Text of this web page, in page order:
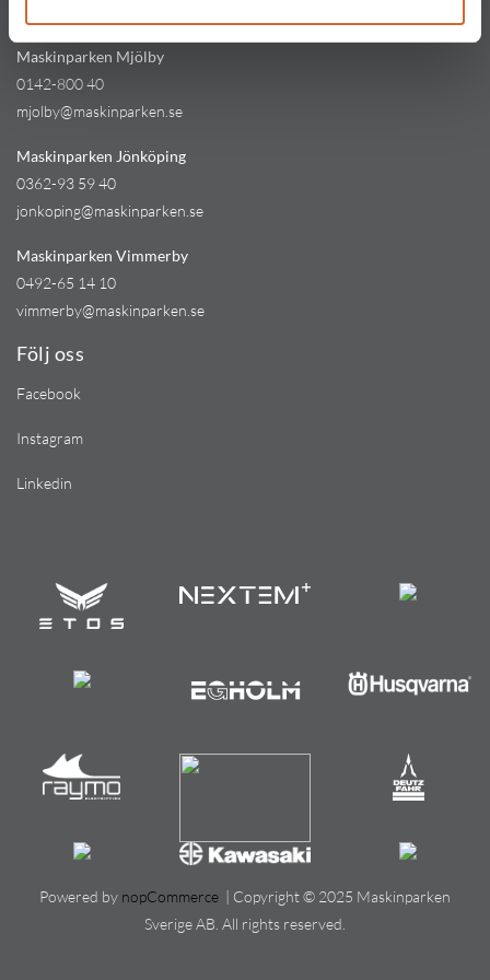
Maskinparken Mjölby
0142-800 40
mjolby@maskinparken.se
Maskinparken Jönköping
0362-93 59 40
jonkoping@maskinparken.se
Maskinparken Vimmerby
0492-65 14 10
vimmerby@maskinparken.se
Följ oss
Facebook
Instagram
Linkedin
Powered by nopCommerce | Copyright © 2025 Maskinparken
Sverige AB. All rights reserved.